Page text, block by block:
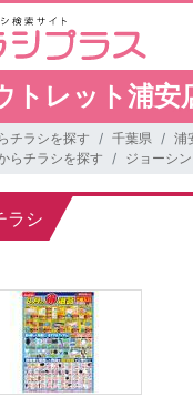
トレット浦安
チラシを探す 千葉県 浦
らチラシを探す ジョーシン
ラシ